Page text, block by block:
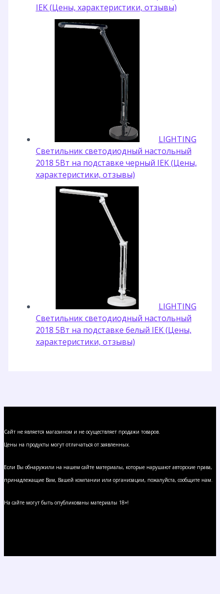
IEK (Цены, характеристики, отзывы)
LIGHTING
Светильник светодиодный настольный
2018 5Вт на подставке черный IEK (Цены,
характеристики, отзывы)
LIGHTING
Светильник светодиодный настольный
2018 5Вт на подставке белый IEK (Цены,
характеристики, отзывы)
Сайт не является магазином и не осуществляет продажи товаров.
Цены на продукты могут отличаться от заявленных.
Если Вы обнаружили на нашем сайте материалы, которые нарушают авторские права,
принадлежащие Вам, Вашей компании или организации, пожалуйста, сообщите нам.
На сайте могут быть опубликованы материалы 18+!